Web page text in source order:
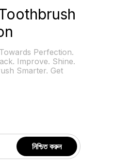
Perfection.
Improve. Shine.
Smarter. Get
নিশ্চিত করুন